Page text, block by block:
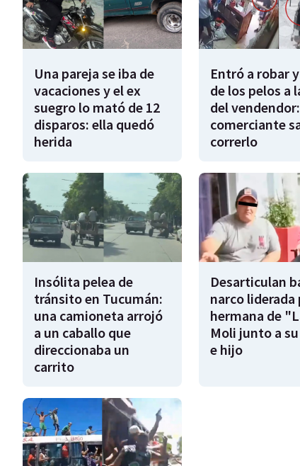
Una pareja se iba de
vacaciones y el ex
suegro lo mató de 12
disparos: ella quedó
herida
Entró a robar
de los pelos a
del
comerciante
correrlo
Insólita pelea de
tránsito en Tucumán:
una camioneta arrojó
a un caballo que
direccionaba un
carrito
Desarticulan
narco liderada
hermana de
Moli junto a
e hijo